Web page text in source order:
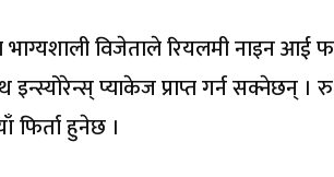
विजेताले रियलमी नाइन आई
इन्स्योरेन्स् प्याकेज प्राप्त गर्न सक्नेछन्
हुनेछ ।